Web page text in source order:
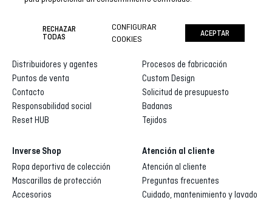
Distribuidores y agentes
Puntos de venta
Contacto
Responsabilidad social
Reset HUB
Inverse custom
Procesos de fabricación
Custom Design
Solicitud de presupuesto
Badanas
Tejidos
Inverse Shop
Ropa deportiva de colección
Mascarillas de protección
Accesorios
Atención al cliente
Atención al cliente
Preguntas frecuentes
Cuidado, mantenimiento y lavado
RECHAZAR
TODAS
CONFIGURAR
COOKIES
ACEPTAR